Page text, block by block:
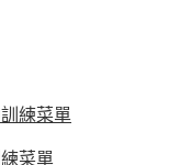
菜單